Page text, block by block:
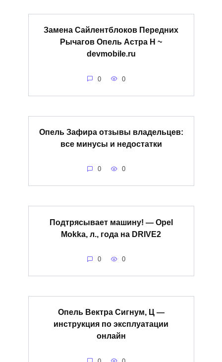
Замена Сайлентблоков Передних
Рычагов Опель Астра Н ~
devmobile.ru
0 0
Опель Зафира отзывы владельцев:
все минусы и недостатки
0 0
Подтрясывает машину! — Opel
Mokka, л., года на DRIVE2
0 0
Опель Вектра Сигнум, Ц —
инструкция по эксплуатации
онлайн